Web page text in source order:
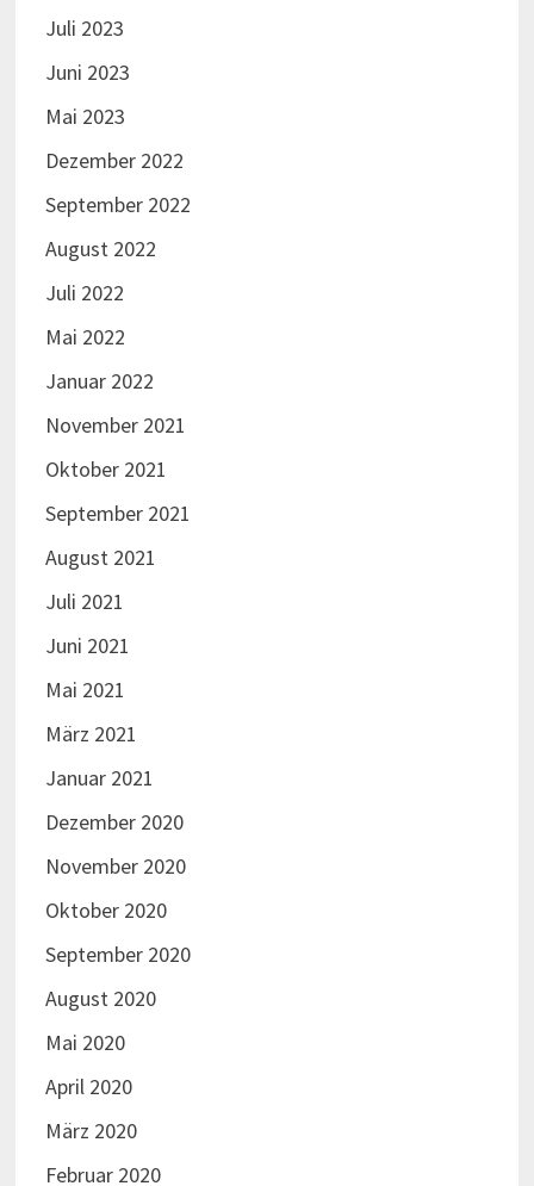
Juli 2023
Juni 2023
Mai 2023
Dezember 2022
September 2022
August 2022
Juli 2022
Mai 2022
Januar 2022
November 2021
Oktober 2021
September 2021
August 2021
Juli 2021
Juni 2021
Mai 2021
März 2021
Januar 2021
Dezember 2020
November 2020
Oktober 2020
September 2020
August 2020
Mai 2020
April 2020
März 2020
Februar 2020